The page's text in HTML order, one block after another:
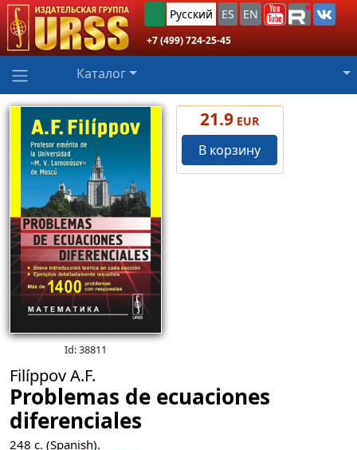
Русский ES EN
+7 (499) 724-25-45
Каталог
Id: 38811
21.9 EUR
В корзину
Filíppov A.F.
Problemas de ecuaciones
diferenciales
248 с. (Spanish).